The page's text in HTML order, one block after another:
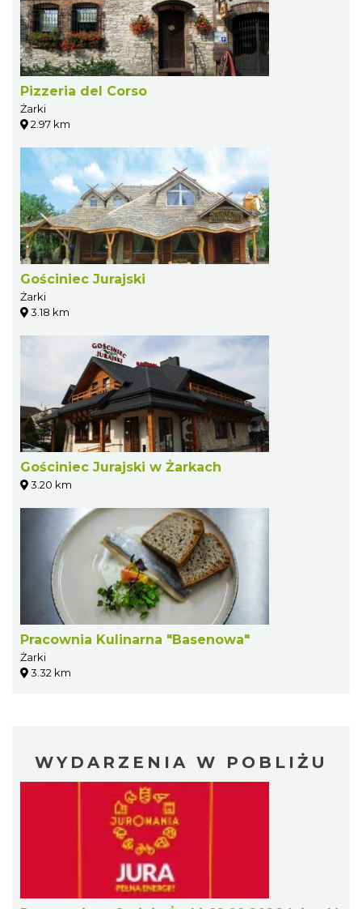
Pizzeria del Corso
Żarki
2.97 km
Gościniec Jurajski
Żarki
3.18 km
Gościniec Jurajski w Żarkach
3.20 km
Pracownia Kulinarna "Basenowa"
Żarki
3.32 km
WYDARZENIA W POBLIŻU